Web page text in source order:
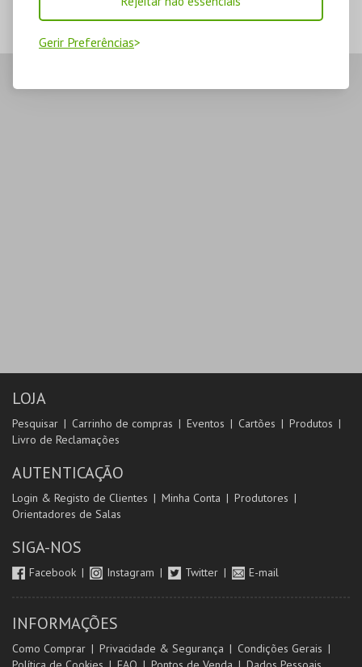
Gerir Preferências
LOJA
Pesquisar Carrinho de compras Eventos Cartões
Produtos
Livro de Reclamações
AUTENTICAÇÃO
Login & Registo de Clientes Minha Conta
Produtores
Orientadores de Salas
SIGA-NOS
Facebook Instagram Twitter E-mail
INFORMAÇÕES
Como Comprar Privacidade & Segurança
Condições Gerais